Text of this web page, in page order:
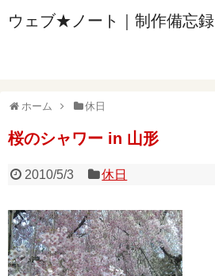
ウェブ★ノート｜制作備忘録
ホーム 休日
桜のシャワー in 山形
2010/5/3 休日